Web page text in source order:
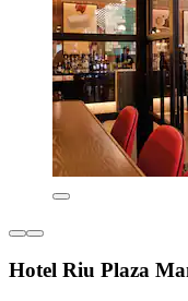
Hotel Riu Plaza